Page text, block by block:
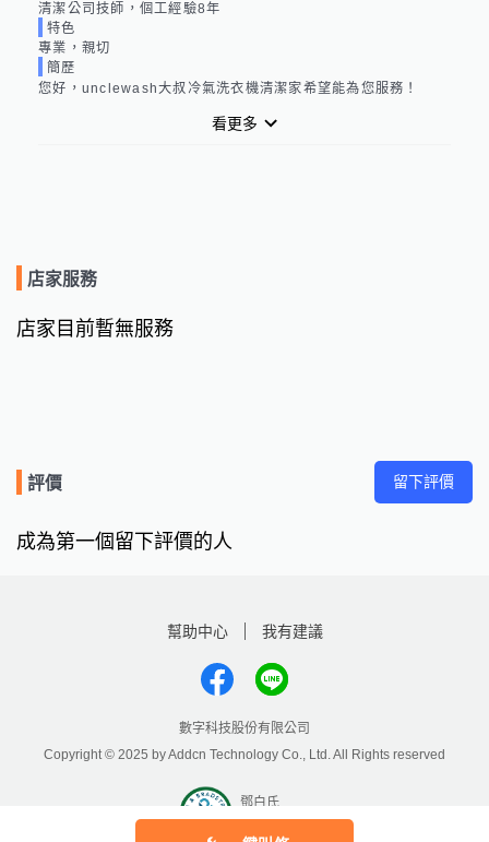
清潔公司技師，個工經驗8年
特色
專業，親切
簡歷
您好，unclewash大叔冷氣洗衣機清潔家希望能為您服務！
看更多
店家服務
店家目前暫無服務
評價 留下評價
成為第一個留下評價的人
幫助中心 我有建議
數字科技股份有限公司
Copyright © 2025 by Addcn Technology Co., Ltd. All Rights reserved
鄧白氏
ESG永續標章